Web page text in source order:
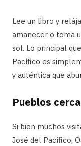
Lee un libro y
amanecer o toma
sol. Lo principal
Pacífico es
y auténtica que
Pueblos
Si bien muchos
José del Pacífico,